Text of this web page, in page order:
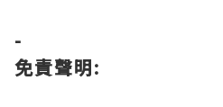
-
免責聲明: